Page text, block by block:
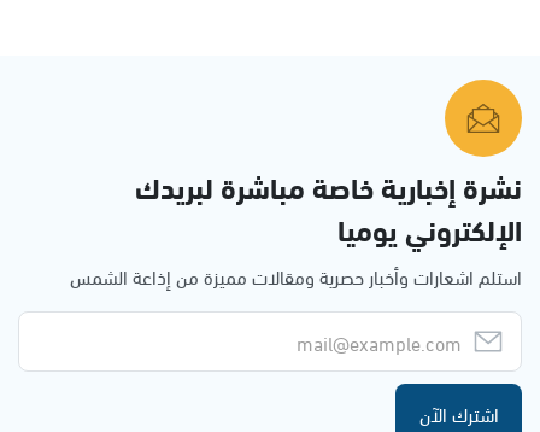
نشرة إخبارية خاصة مباشرة لبريدك
الإلكتروني يوميا
استلم اشعارات وأخبار حصرية ومقالات مميزة من إذاعة الشمس
اشترك الآن